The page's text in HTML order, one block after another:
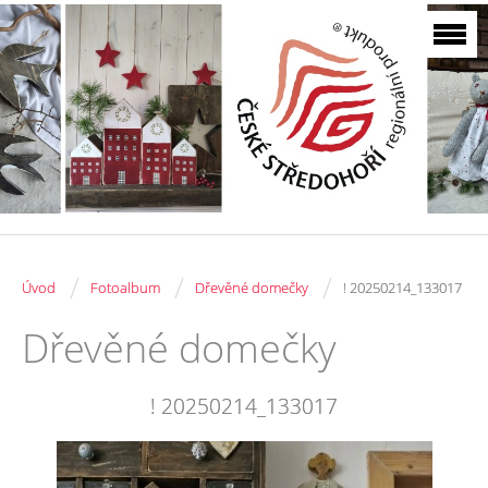
Úvod / Fotoalbum / Dřevěné domečky / ! 20250214_133017
Dřevěné domečky
! 20250214_133017